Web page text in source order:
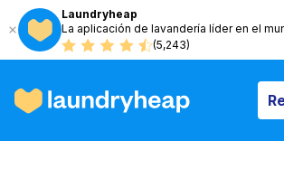
Laundryheap
La aplicación de lavandería líder en el
(5,243)
Cómo funciona